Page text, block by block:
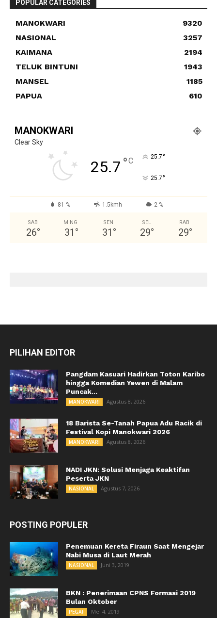
POPULAR CATEGORIES
MANOKWARI
9320
NASIONAL
3257
KAIMANA
2194
TELUK BINTUNI
1943
MANSEL
1185
PAPUA
610
MANOKWARI
Clear Sky
25.7 °C 25.7°
25.7°
81 % 1.5kmh 2 %
SAB
26°
MING
31 °
SEN
31 °
SEL
29°
RAB
29°
PILIHAN EDITOR
Pangdam Kasuari Hadirkan Toton Karibo
hingga Komedian Yewen di Malam
Puncak...
MANOKWARI Agustus 8, 2026
18 Barista Se-Tanah Papua Adu Racik di
Festival Kopi Manokwari 2026
MANOKWARI Agustus 8, 2026
NADI JKN: Solusi Menjaga Keaktifan
Peserta JKN
NASIONAL Agustus 7, 2026
POSTING POPULER
Penemuan Kereta Firaun Saat Mengejar
Nabi Musa di Laut Merah
NASIONAL Juni 3, 2019
BKN : Penerimaan CPNS Formasi 2019
Bulan Oktober
PEGAF Mei 4, 2019